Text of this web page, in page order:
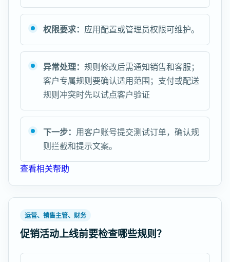
权限要求： 应用配置或管理员权限可维护。
异常处理： 规则修改后需通知销售和客服；
客户专属规则要确认适用范围；支付或配送
规则冲突时先以试点客户验证
下一步： 用客户账号提交测试订单，确认规
则拦截和提示文案。
查看相关帮助
运营、销售主管、财务
促销活动上线前要检查哪些规则？